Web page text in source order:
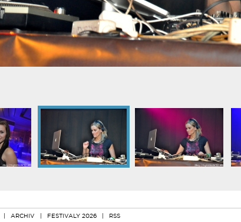
| ARCHIV | FESTIVALY 2026 | RSS